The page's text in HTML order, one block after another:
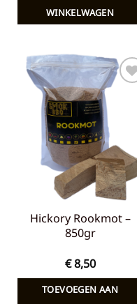
WINKELWAGEN
Toevoegen
verlanglijst
Hickory Rookmot –
850gr
€8,50
TOEVOEGEN AAN